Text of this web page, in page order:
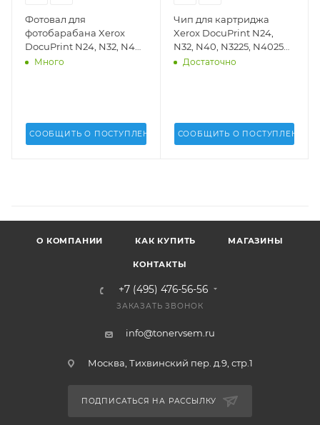
Фотовал для
фотобарабана Xerox
DocuPrint N24, N32, N40,
N3225, N4025 (DV Inc.) -
Много
СООБЩИТЬ О ПОСТУПЛЕНИИ
Чип для картриджа
Xerox DocuPrint N24,
N32, N40, N3225, N4025
(DV Inc.) -
Достаточно
СООБЩИТЬ О ПОСТУПЛЕНИИ
О КОМПАНИИ КАК КУПИТЬ МАГАЗИНЫ
КОНТАКТЫ
+7 (495) 476-56-56
ЗАКАЗАТЬ ЗВОНОК
info@tonervsem.ru
Москва, Тихвинский пер. д.9, стр.1
ПОДПИСАТЬСЯ НА РАССЫЛКУ